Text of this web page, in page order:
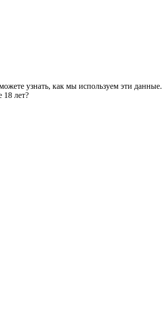
узнать, как мы используем эти данные.
18 лет?